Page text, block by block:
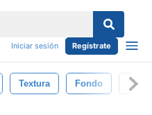
Iniciar sesión Regístrate
Textura Fondo